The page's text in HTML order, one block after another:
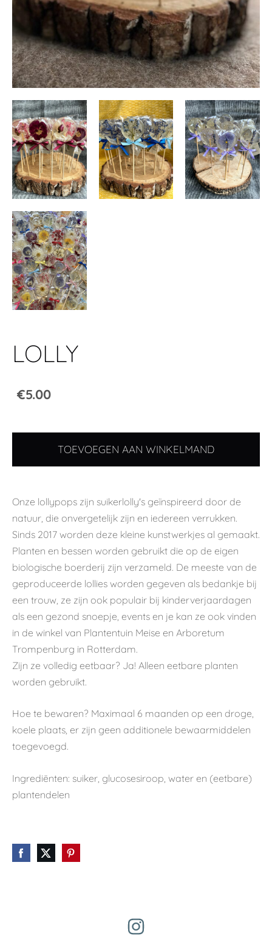
LOLLY
€5.00
TOEVOEGEN AAN WINKELMAND
Onze lollypops zijn suikerlolly's geïnspireerd door de
natuur, die onvergetelijk zijn en iedereen verrukken.
Sinds 2017 worden deze kleine kunstwerkjes al gemaakt.
Planten en bessen worden gebruikt die op de eigen
biologische boerderij zijn verzameld. De meeste van de
geproduceerde lollies worden gegeven als bedankje bij
een trouw, ze zijn ook populair bij kinderverjaardagen
als een gezond snoepje, events en je kan ze ook vinden
in de winkel van Plantentuin Meise en Arboretum
Trompenburg in Rotterdam.
Zijn ze volledig eetbaar? Ja! Alleen eetbare planten
worden gebruikt.
Hoe te bewaren? Maximaal 6 maanden op een droge,
koele plaats, er zijn geen additionele bewaarmiddelen
toegevoegd.
Ingrediënten: suiker, glucosesiroop, water en (eetbare)
plantendelen